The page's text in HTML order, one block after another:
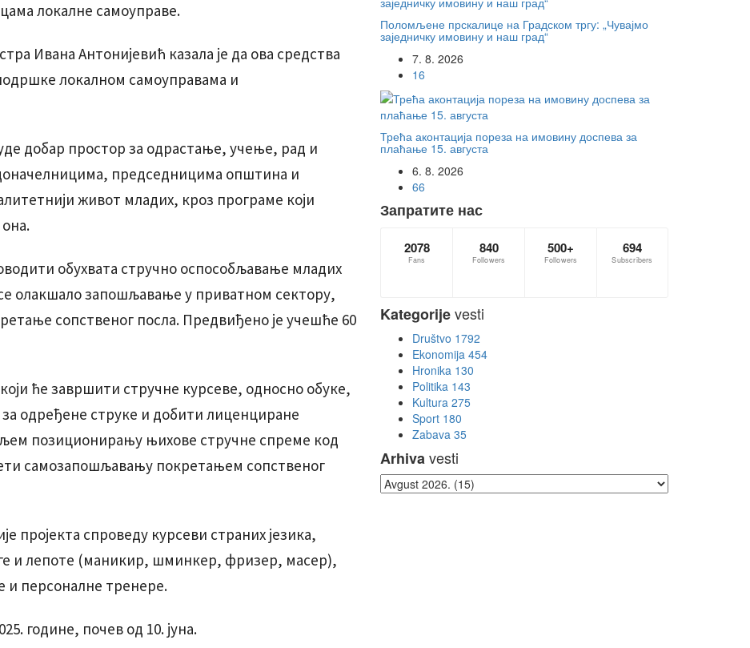
локалне самоуправе.
Ивана Антонијевић казала је да ова средства
локалном самоуправама и
добар простор за одрастање, учење, рад и
председницима општина и
живот младих, кроз програме који
обухвата стручно оспособљавање младих
олакшало запошљавање у приватном сектору,
сопственог посла. Предвиђено је учешће 60
ће завршити стручне курсеве, односно обуке,
одређене струке и добити лиценциране
позиционирању њихове стручне спреме код
самозапошљавању покретањем сопственог
пројекта спроведу курсеви страних језика,
и лепоте (маникир, шминкер, фризер, масер),
и персоналне тренере.
године, почев од 10. јуна.
Поломљене прскалице на Градском тргу: „Чувајмо
заједничку имовину и наш град“
7. 8. 2026
16
Трећа аконтација пореза на имовину доспева за
плаћање 15. августа
6. 8. 2026
66
Запратите нас
2078
Fans
840
Followers
500+
Followers
694
Subscribers
Kategorijevesti
Društvo 1792
Ekonomija 454
Hronika 130
Politika 143
Kultura 275
Sport 180
Zabava 35
Arhivavesti